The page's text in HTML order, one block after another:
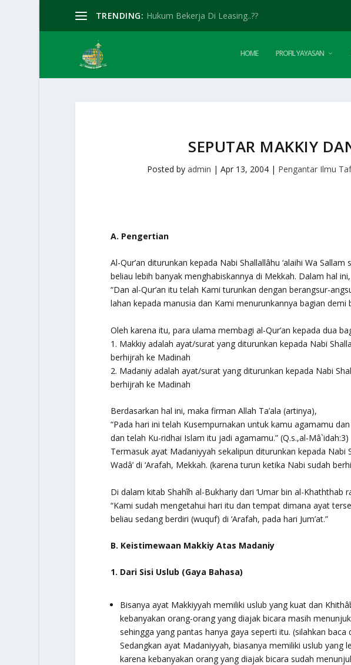
TRENDING: Hukum Bekerja Di Leasing..??
HOME PROFIL YAYASAN
SEPUTAR MAKKIY
Posted by admin | Apr 13, 2004| Pengantar Ilmu
A. Pengertian
Al-Qur’an diturunkan kepada Nabi Shallallâhu ‘alaihi Wa
beliau lebih banyak menghabiskannya di Mekkah. Dalam hal
“Dan al-Qur’an itu telah Kami turunkan dengan berangsur-
lahan kepada manusia dan Kami menurunkannya bagian demi
Oleh karena itu, para ulama membagi al-Qur’an kepada dua
1. Makkiy adalah ayat/surat yang diturunkan kepada Nabi
berhijrah ke Madinah
2. Madaniy adalah ayat/surat yang diturunkan kepada Nabi
berhijrah ke Madinah
Berdasarkan hal ini, maka firman Allah Ta’ala (artinya),
“Pada hari ini telah Kusempurnakan untuk kamu agamamu
dan telah Ku-ridhai Islam itu jadi agamamu.” (Q.s.,al-Mâ`idah:3)
Termasuk ayat Madaniyyah sekalipun diturunkan kepada Nabi
Wadâ’ di ‘Arafah, Mekkah. (karena turun ketika Nabi sudah
Di dalam kitab Shahîh al-Bukhariy dari ‘Umar bin al-Khaththab
“Kami sudah mengetahui hari itu dan tempat dimana ayat
beliau sedang berdiri (wuquf) di ‘Arafah, pada hari Jum’at.”
B. Keistimewaan Makkiy Atas Madaniy
1. Dari Sisi Uslub (Gaya Bahasa)
Bisanya ayat Makkiyyah memiliki uslub yang kuat dan
kebanyakan orang-orang yang diajak bicara masih
sehingga yang pantas hanya gaya seperti itu. (silahkan
Sedangkan ayat Madaniyyah, biasanya memiliki uslub yang
karena kebanyakan orang yang diajak bicara sudah